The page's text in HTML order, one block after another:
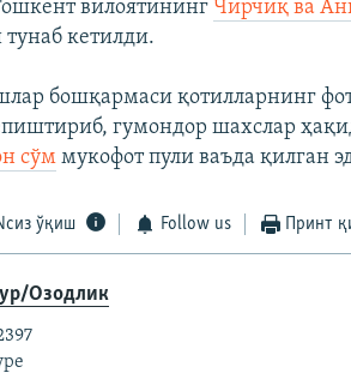
вилоятинингЧирчиқ ва
кетилди.
бошқармаси қотилларнинг
гумондор шахслар
сўм мукофот пули ваъда қилган
ўқиш Follow us Принт
Озодлик